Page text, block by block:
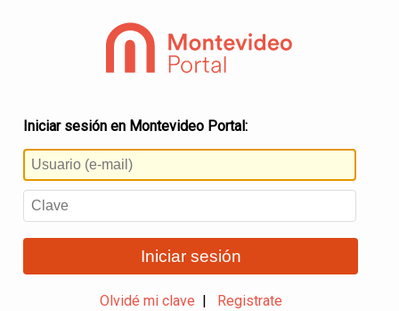
Iniciar sesión en Montevideo Portal:
Iniciar sesión
Olvidé mi clave Registrate